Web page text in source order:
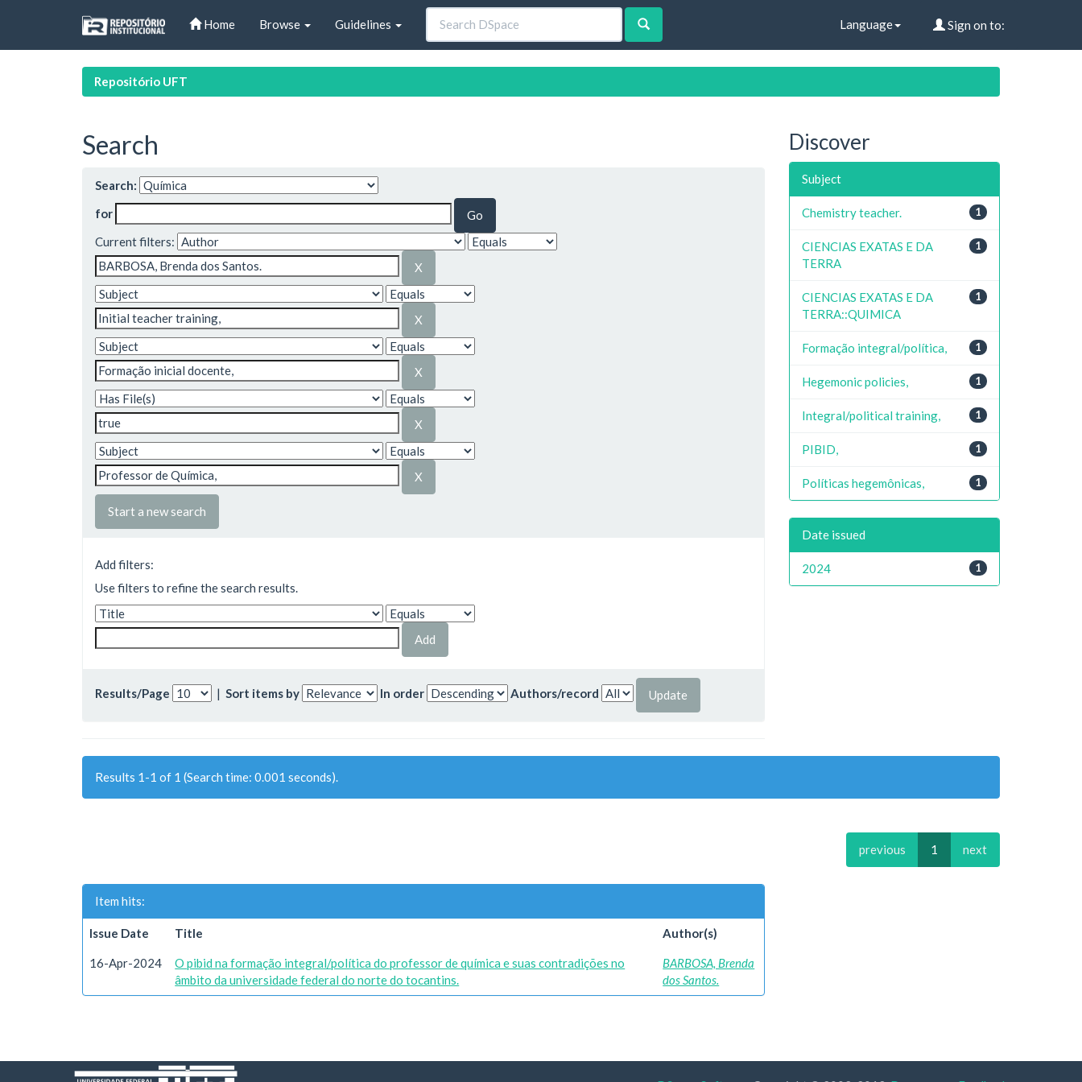
Home Browse Guidelines Language Sign on to:
Repositório UFT
Search
Search:
for
Current filters:
Start a new search
Add filters:
Use filters to refine the search results.
Results/Page | Sort items by In order Authors/record
Results 1-1 of 1 (Search time: 0.001 seconds).
previous 1 next
Item hits:
Issue Date Title Author(s)
16-Apr-2024
O pibid na formação integral/política do professor de química e suas contradições no
âmbito da universidade federal do norte do tocantins.
BARBOSA, Brenda
dos Santos.
Discover
Subject
1
Chemistry teacher.
1
CIENCIAS EXATAS E DA
TERRA
1
CIENCIAS EXATAS E DA
TERRA::QUIMICA
1
Formação integral/política,
1
Hegemonic policies,
1
Integral/political training,
1
PIBID,
1
Políticas hegemônicas,
Date issued
1
2024